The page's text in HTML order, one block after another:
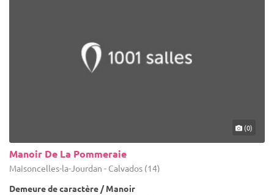
(0)
Manoir De La Pommeraie
Maisoncelles-la-Jourdan - Calvados (14)
Demeure de caractère / Manoir